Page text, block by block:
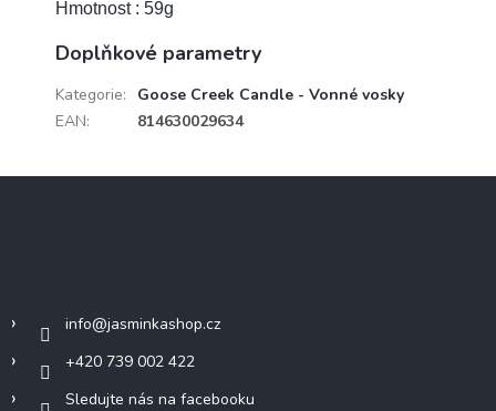
Hmotnost : 59g
Doplňkové parametry
Kategorie:
Goose Creek Candle - Vonné vosky
EAN: 814630029634
info@jasminkashop.cz
+420 739 002 422
Sledujte nás na facebooku